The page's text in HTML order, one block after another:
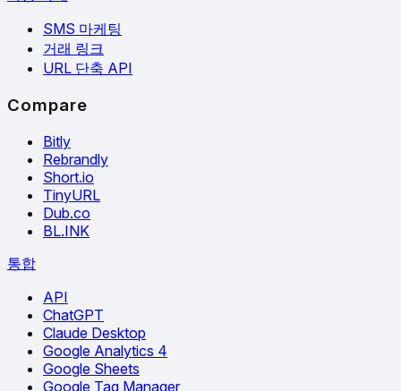
SMS 마케팅
거래 링크
URL 단축 API
Compare
Bitly
Rebrandly
Short.io
TinyURL
Dub.co
BL.INK
통합
API
ChatGPT
Claude Desktop
Google Analytics 4
Google Sheets
Google Tag Manager